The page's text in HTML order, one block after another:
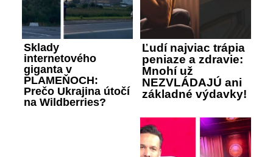
Sklady
internetového
giganta v
PLAMEŇOCH:
Prečo Ukrajina útočí
na Wildberries?
Ľudí najviac trápia
peniaze a zdravie:
Mnohí už
NEZVLÁDAJÚ ani
základné výdavky!